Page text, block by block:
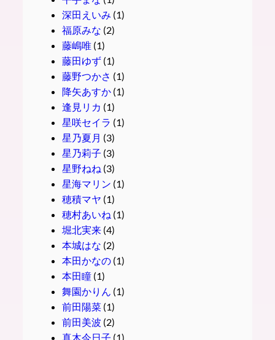
深田えいみ (1)
福原みな (2)
藤嶋唯(1)
藤田ゆず(1)
藤野つかさ (1)
降矢あすか(1)
逢見リカ (1)
星咲セイラ (1)
星乃夏月 (3)
星乃莉子 (3)
星野ねね (3)
星海マリン (1)
穂積マヤ (1)
穂村あいね (1)
堀北実来(4)
本城はな (2)
本田かなの(1)
本田瞳(1)
舞園かりん (1)
前田陽菜(1)
前田美波 (2)
真木今日子 (1)